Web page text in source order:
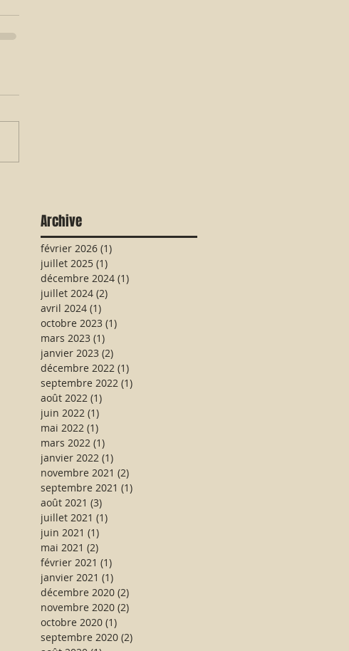
Archive
février 2026 (1)
juillet 2025 (1)
décembre 2024 (1)
juillet 2024 (2)
avril 2024 (1)
octobre 2023 (1)
mars 2023 (1)
janvier 2023 (2)
décembre 2022 (1)
septembre 2022 (1)
août 2022 (1)
juin 2022 (1)
mai 2022 (1)
mars 2022 (1)
janvier 2022 (1)
novembre 2021 (2)
septembre 2021 (1)
août 2021 (3)
juillet 2021 (1)
juin 2021 (1)
mai 2021 (2)
février 2021 (1)
janvier 2021 (1)
décembre 2020 (2)
novembre 2020 (2)
octobre 2020 (1)
septembre 2020 (2)